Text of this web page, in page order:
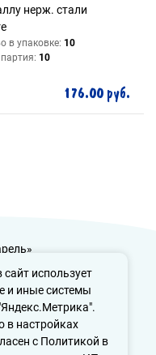
использует
и иные системы
в настройках
с Политикой в
нерж. стали
в упаковке: 10
10
176.00 руб.